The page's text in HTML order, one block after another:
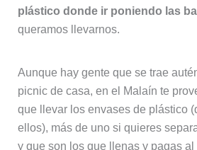
plástico donde ir poniendo las
queramos llevarnos.
Aunque hay gente que se trae
picnic de casa, en el Malaín te
que llevar los envases de plástico
ellos), más de uno si quieres
y que son los que llenas y pagas al